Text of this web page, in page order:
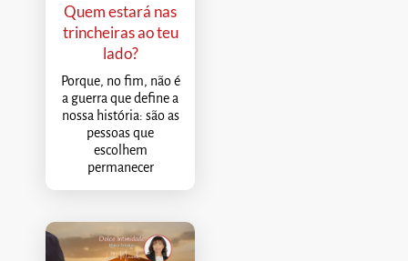
Quem estará nas
trincheiras ao teu
lado?
Porque, no fim, não é
a guerra que define a
nossa história: são as
pessoas que
escolhem
permanecer